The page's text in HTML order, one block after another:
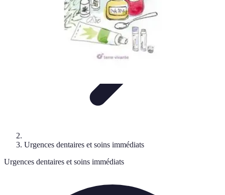
Urgences dentaires et soins immédiats
Urgences dentaires et soins immédiats